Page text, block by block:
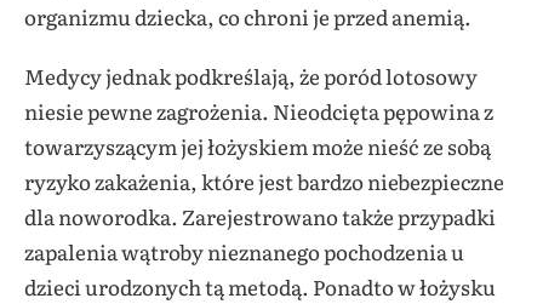
organizmu dziecka, co chroni je przed anemią.
Medycy jednak podkreślają, że poród lotosowy
niesie pewne zagrożenia. Nieodcięta pępowina z
towarzyszącym jej łożyskiem może nieść ze sobą
ryzyko zakażenia, które jest bardzo niebezpieczne
dla noworodka. Zarejestrowano także przypadki
zapalenia wątroby nieznanego pochodzenia u
dzieci urodzonych tą metodą. Ponadto w łożysku